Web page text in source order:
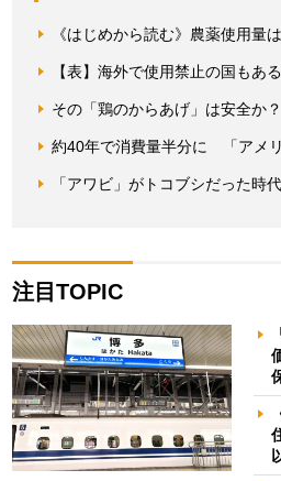
《はじめから読む》農薬使用量
【表】海外で使用禁止の国もあ
その「鶏のからあげ」は安全か
約40年で消費量半分に 「アメ
「アワビ」がトコブシだった
注目TOPIC